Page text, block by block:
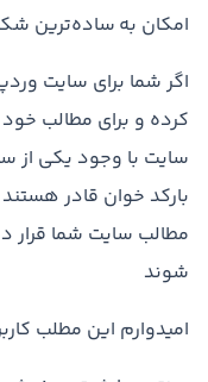
امکان به ساده‌ترین
اگر شما برای سایت
کرده و برای مطالب خود
سایت با وجود یکی از
مطالب سایت شما قرار
شوند
امیدوارم این مطلب